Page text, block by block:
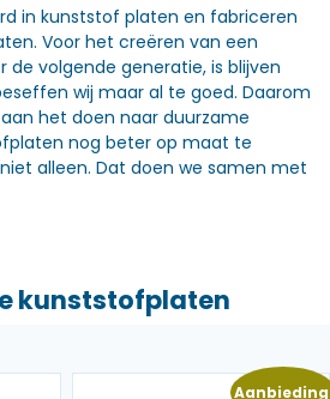
in kunststof platen en fabriceren
Voor het creëren van een
volgende generatie, is blijven
wij maar al te goed. Daarom
het doen naar duurzame
nog beter op maat te
alleen. Dat doen we samen met
kunststofplaten